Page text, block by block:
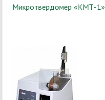
Микротвердомер «КМТ-1»